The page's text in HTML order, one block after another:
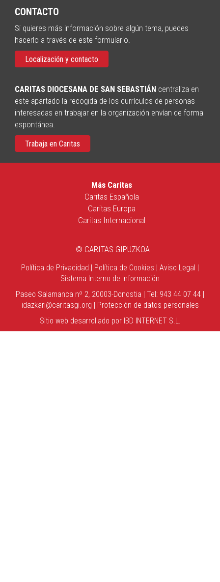
CONTACTO
Si quieres más información sobre algún tema, puedes
hacerlo a través de este formulario.
Localización y contacto
CARITAS DIOCESANA DE SAN SEBASTIÁN centraliza en
este apartado la recogida de los currículos de personas
interesadas en trabajar en la organización envían de forma
espontánea.
Trabaja en Caritas
Más Caritas
Caritas Española
Caritas Europa
Caritas Internacional
© CARITAS GIPUZKOA
Política de Privacidad | Política de Cookies | Aviso Legal |
Sistema Interno de Información
Paseo Salamanca nº 2, 20003-Donostia | Tel: 943 44 07 44 |
idazkari@caritasgi.org | Protección de datos personales
Sitio web desarrollado por IBD INTERNET S.L.